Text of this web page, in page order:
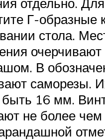
Г-образные
стола.
очерчивают
В
саморезы.
16 мм.
не более